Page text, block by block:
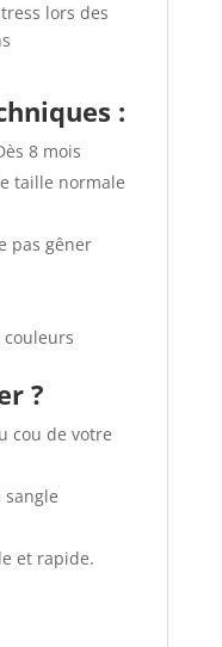
lors des
:
8 mois
taille normale
pas gêner
couleurs
?
cou de votre
et rapide.